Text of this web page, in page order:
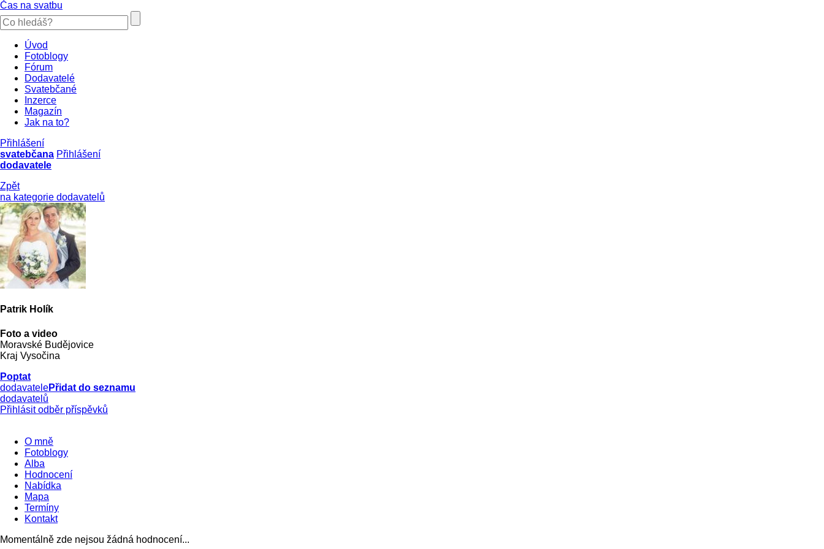
Čas na svatbu
Úvod
Fotoblogy
Fórum
Dodavatelé
Svatebčané
Inzerce
Magazín
Jak na to?
Přihlášení
svatebčana Přihlášení
dodavatele
Zpět
na kategorie dodavatelů
Patrik Holík
Foto a video
Moravské Budějovice
Kraj Vysočina
Poptat
dodavatelePřidat do seznamu
dodavatelů
Přihlásit odběr příspěvků
O mně
Fotoblogy
Alba
Hodnocení
Nabídka
Mapa
Termíny
Kontakt
Momentálně zde nejsou žádná hodnocení...